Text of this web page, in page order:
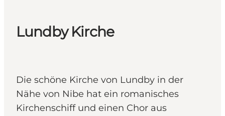
Lundby Kirche
Die schöne Kirche von Lundby in der
Nähe von Nibe hat ein romanisches
Kirchenschiff und einen Chor aus